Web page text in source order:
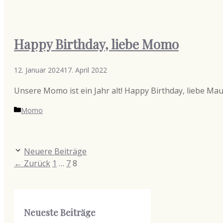
Happy Birthday, liebe Momo
12. Januar 202417. April 2022
Unsere Momo ist ein Jahr alt! Happy Birthday, liebe
Kategorien
Momo
Neuere Beiträge
← Zurück Seite
1 … Seite
7Seite
8
Neueste Beiträge